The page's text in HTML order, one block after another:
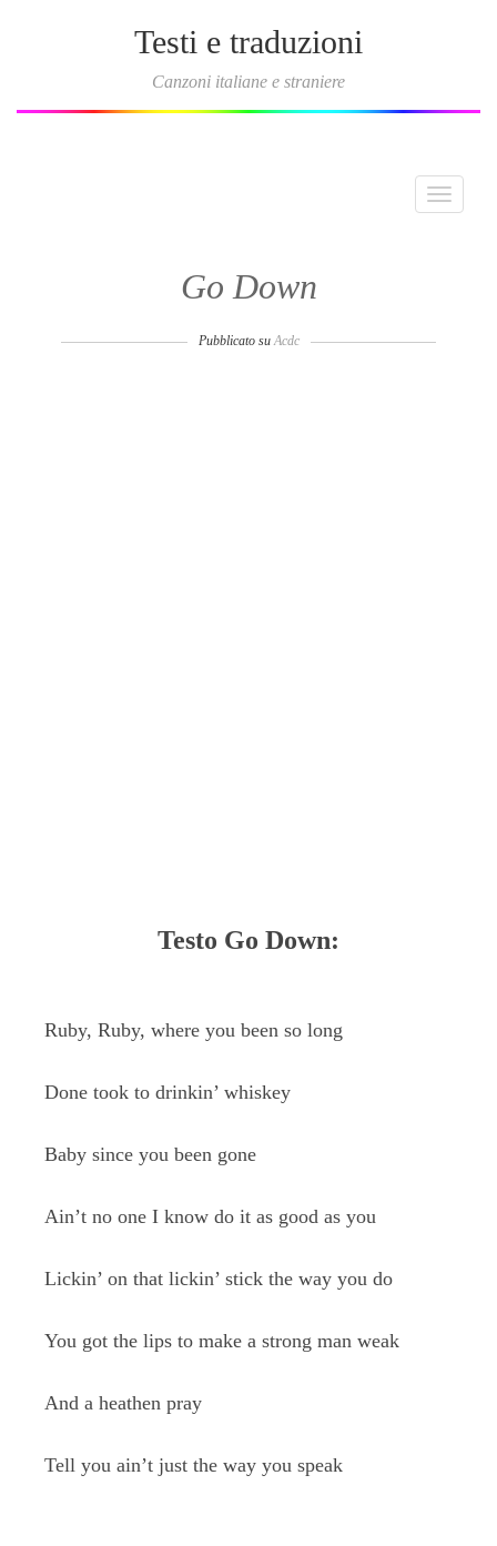
Testi e traduzioni
Canzoni italiane e straniere
Toggle
Go Down
Pubblicato suAcdc
Testo Go Down:
Ruby, Ruby, where you been so long
Done took to drinkin’ whiskey
Baby since you been gone
Ain’t no one I know do it as good as you
Lickin’ on that lickin’ stick the way you do
You got the lips to make a strong man weak
And a heathen pray
Tell you ain’t just the way you speak